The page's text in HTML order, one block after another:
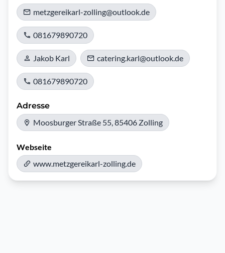
metzgereikarl-zolling@outlook.de
081679890720
Jakob Karl catering.karl@outlook.de
081679890720
Adresse
Moosburger Straße 55, 85406 Zolling
Webseite
www.metzgereikarl-zolling.de